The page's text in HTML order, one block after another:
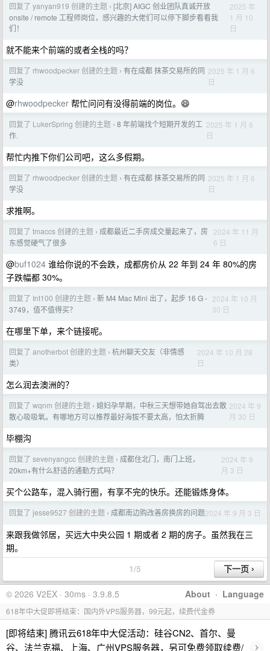
回复了 yanyan919 创建的主题 › [北京] AIGC 创业团队真诚开放
onsite / remote 工程师岗位，感兴趣的大佬们可以停下脚步看看我
们！
2025 年
1 月 10
日
就不能来个前端的或者全栈的吗？
回复了 rhwoodpecker 创建的主题 › 有在成都 抹茶交易所的同
学没
2025 年 1 月 6
日
@rhwoodpecker 帮忙问问有没得前端的岗位。😄
回复了 LukerSpring 创建的主题 › 8 年前端找个短期开发的工
作.
2025 年 1 月 6
日
帮忙内推下你们公司吧，这么多假期。
回复了 rhwoodpecker 创建的主题 › 有在成都 抹茶交易所的同
学没
2025 年 1 月 6
日
求推啊。
回复了 tmaccs 创建的主题 › 成都最近二手房成交量起来了，房
东感觉硬气了很多
2024 年 11 月
6 日
@buf1024 谁给你说的不会跌，成都房价从 22 年到 24 年 80%的房
子跌幅都 30%。
回复了 Int100 创建的主题 › 新 M4 Mac Mini 出了，起步 16 G -
3749，值不值得买？
2024 年 10 月
30 日
在哪里下单，来个链接呢。
回复了 anotherbot 创建的主题 › 杭州聊天交友（非情感
类）
2024 年 10 月 28
日
怎么润去澳洲的？
回复了 wqnm 创建的主题 › 媳妇孕早期，中秋三天想带她自驾出去散
散心吸吸氧。有哪地方可以推荐最好海拔不要太高，怕太折腾
2024 年 9
月 30 日
毕棚沟
回复了 sevenyangcc 创建的主题 › 成都住北门，南门上班，
20km+有什么舒适的通勤方式吗？
2024 年 9
月 3 日
买个公路车，混入骑行圈，有享不完的快乐。还能锻炼身体。
回复了 jesse9527 创建的主题 › 成都南边购改善房换房的问题2024 年 9 月 3 日
来跟我做邻居，买远大中央公园 1 期或者 2 期的房子。虽然我在三
期。
1/5
About · Language
© 2026 V2EX · 30ms · 3.9.8.5
618年中大促即将结束：国内外VPS服务器，99元起，续费代金券
[即将结束] 腾讯云618年中大促活动：硅谷CN2、首尔、曼
谷、法兰克福、上海、广州VPS服务器，另可免费领取续费/
›